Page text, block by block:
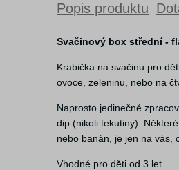
Popis produktu
Svačinový box střední -
Krabička na svačinu pro
ovoce, zeleninu, nebo na
Naprosto jedinečné
dip (nikoli tekutiny).
nebo banán, je jen na vás,
Vhodné pro děti od 3 let.